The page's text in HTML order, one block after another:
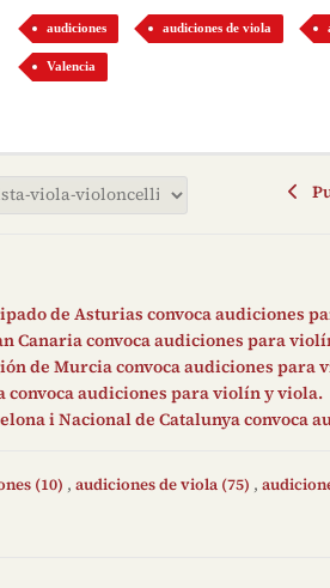
audiciones audiciones de viola
Valencia
de Asturias convoca audiciones
Canaria convoca audiciones para
de Murcia convoca audiciones
convoca audiciones para violín y viola.
i Nacional de Catalunya convoca
(10) , audiciones de viola (75) ,